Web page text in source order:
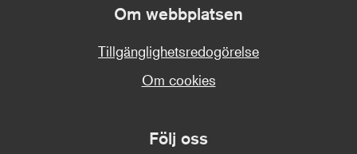
Om webbplatsen
Tillgänglighetsredogörelse
Om cookies
Följ oss